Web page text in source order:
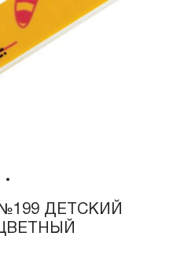
ДЕТСКИЙ